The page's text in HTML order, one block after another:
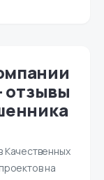
отзывы
Качественных
на